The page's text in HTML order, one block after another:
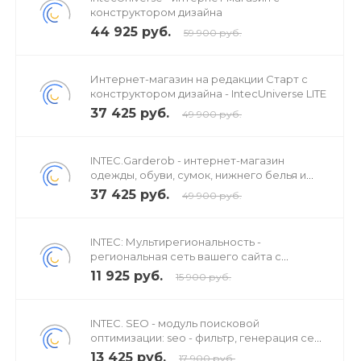
специальных SEO-текстов.
4. Дубли страниц (в случае, если get-параметры
страницами).
Для решения этих и других задач был создан
Модуль готов к работе сразу после установки. Для его
работы *не* требуется:
— размещать дополнительный программный код в
шаблоне сайта;
устроен 1С-Битрикс.
конструктором дизайна
44 925 руб. 59 900 руб.
Интернет-магазин на редакции Старт с
конструктором дизайна - IntecUniverse LITE
37 425 руб. 49 900 руб.
INTEC.Garderob - интернет-магазин
одежды, обуви, сумок, нижнего белья и
аксессуаров
37 425 руб. 49 900 руб.
INTEC: Мультирегиональность -
региональная сеть вашего сайта с
продвижением в поисковиках
11 925 руб. 15 900 руб.
INTEC. SEO - модуль поисковой
оптимизации: seo - фильтр, генерация сео
- текстов, H1, мета-тегов
13 425 руб. 17 900 руб.